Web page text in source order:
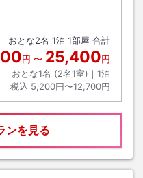
おとな2名 1泊 1部屋 合計
円 〜 25,400円
おとな1名 (2名1室)｜ 1泊
税込 5,200円〜12,700円
ンを見る